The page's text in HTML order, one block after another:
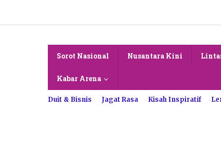
konten
Sorot Nasional Nusantara Kini
Kabar Arena
Duit & Bisnis Jagat Rasa Kisah Inspiratif